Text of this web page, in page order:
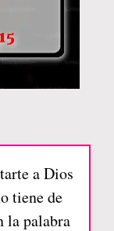
a Dios
tiene de
la palabra